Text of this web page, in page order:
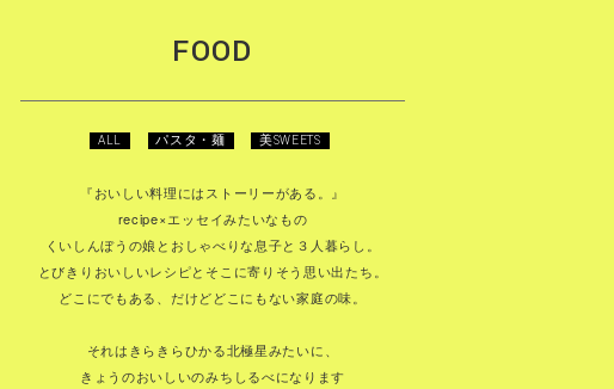
FOOD
ALL パスタ・麺 美SWEETS
『おいしい料理にはストーリーがある。』
recipe×エッセイみたいなもの
くいしんぼうの娘とおしゃべりな息子と３人暮らし。
とびきりおいしいレシピとそこに寄りそう思い出たち。
どこにでもある、だけどどこにもない家庭の味。
それはきらきらひかる北極星みたいに、
きょうのおいしいのみちしるべになります